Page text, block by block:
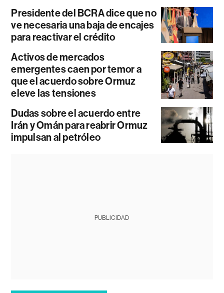
Presidente del BCRA dice que no
ve necesaria una baja de encajes
para reactivar el crédito
Activos de mercados
emergentes caen por temor a
que el acuerdo sobre Ormuz
eleve las tensiones
Dudas sobre el acuerdo entre
Irán y Omán para reabrir Ormuz
impulsan al petróleo
PUBLICIDAD